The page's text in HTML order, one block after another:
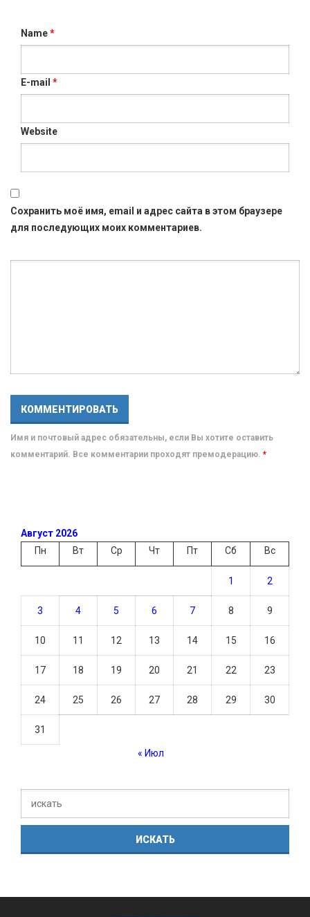
Name*
E-mail *
Website
Сохранить моё имя, email и адрес сайта в этом браузере
для последующих моих комментариев.
Имя и почтовый адрес обязательны, если Вы хотите оставить
комментарий. Все комментарии проходят премодерацию. *
Август 2026
Пн
Вт Ср Чт Пт Сб Вс
1 2
3 4 5 6 7 8 9
10 11 12 13 14 15 16
17 18 19 20 21 22 23
24 25 26 27 28 29 30
31
« Июл